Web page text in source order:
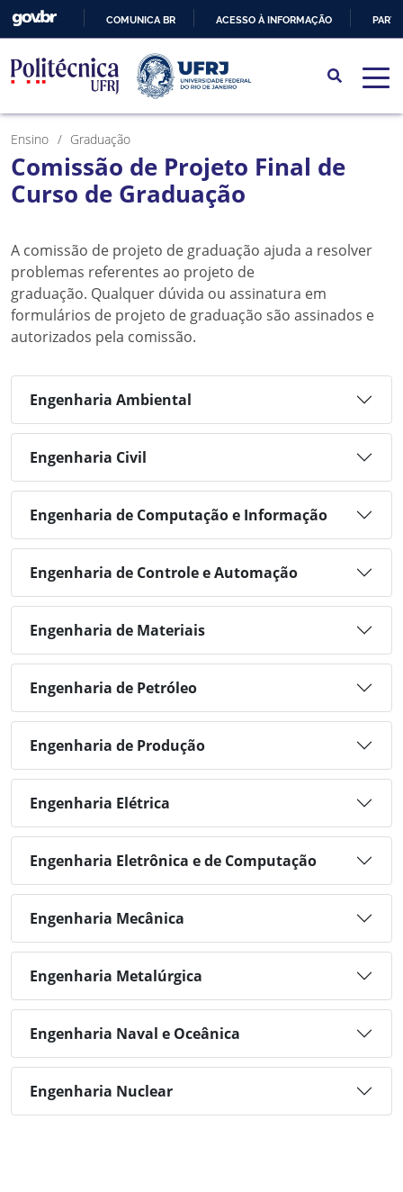
PARA
O
CONTEÚDO
COMUNICA BR ACESSO À INFORMAÇÃO
Ensino Graduação
Comissão de Projeto Final de
Curso de Graduação
A comissão de projeto de graduação ajuda a resolver
problemas referentes ao projeto de
graduação. Qualquer dúvida ou assinatura em
formulários de projeto de graduação são assinados e
autorizados pela comissão.
Engenharia Ambiental
Engenharia Civil
Engenharia de Computação e Informação
Engenharia de Controle e Automação
Engenharia de Materiais
Engenharia de Petróleo
Engenharia de Produção
Engenharia Elétrica
Engenharia Eletrônica e de Computação
Engenharia Mecânica
Engenharia Metalúrgica
Engenharia Naval e Oceânica
Engenharia Nuclear